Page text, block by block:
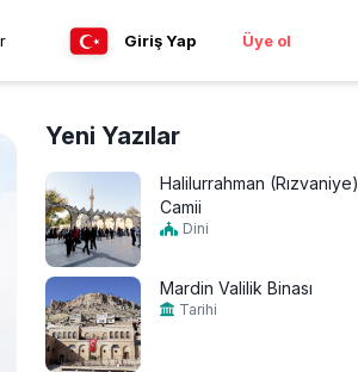
Giriş Yap Üye ol
Yeni Yazılar
Halilurrahman (Rızvaniye)
Camii
Dini
Mardin Valilik Binası
Tarihi